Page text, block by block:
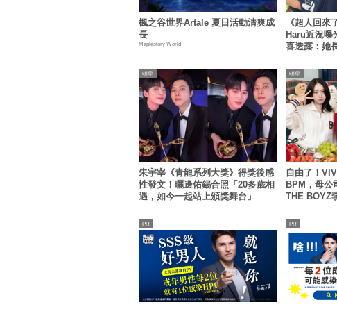
楓之谷世界Artale 夏日活動清爽成
長
Maplestory World
《超人回來
Haru近況曝
喜透露：她
朱宇宰《青龍系列大獎》得獎後感
性發文！曬邊佑錫合照「20多歲相
遇，如今一起站上頒獎舞台」
明星
自由了！
BPM，母公
THE BOYZ
明星